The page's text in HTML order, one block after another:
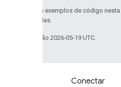
O conteúdo e os exemplos de código
e/ou suas afiliadas.
Última atualização 2026-05-19 UTC.
Conectar